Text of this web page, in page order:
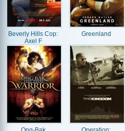
Beverly Hills Cop:
Axel F
Greenland